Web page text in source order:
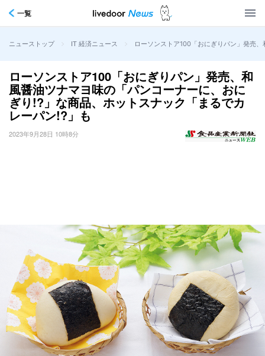
一覧
ニューストップ > IT 経済ニュース > ローソンストア100「おにぎりパン」発売
ローソンストア100「おにぎりパン」発売、和
風醤油ツナマヨ味の「パンコーナーに、おに
ぎり!?」な商品、ホットスナック「まるでカ
レーパン!?」も
2023年9月28日 10時8分